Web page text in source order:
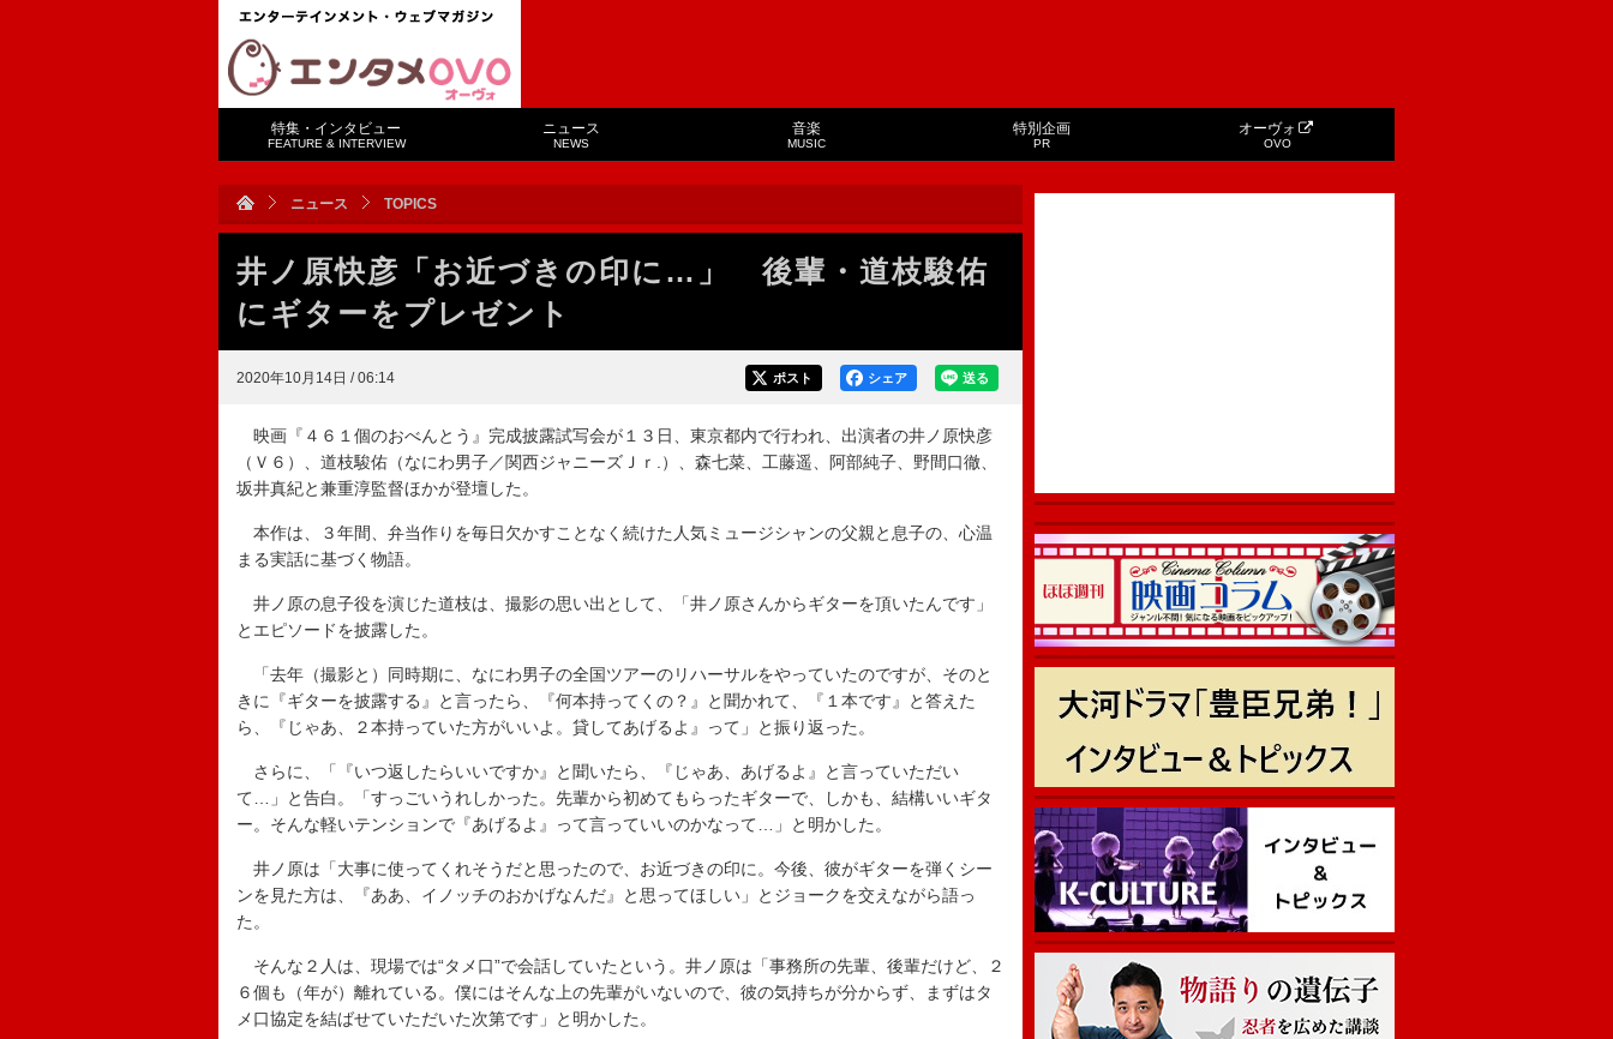
特集・インタビュー
FEATURE & INTERVIEW
ニュース
NEWS
音楽
MUSIC
特別企画
PR
オーヴォ
OVO
ニュース TOPICS
井ノ原快彦「お近づきの印に…」 後輩・道枝駿佑
にギターをプレゼント
2020年10月14日 / 06:14 送る
シェア
ポスト
映画『４６１個のおべんとう』完成披露試写会が１３日、東京都内で行われ、出演者の井ノ原快彦
（Ｖ６）、道枝駿佑（なにわ男子／関西ジャニーズＪｒ.）、森七菜、工藤遥、阿部純子、野間口徹、
坂井真紀と兼重淳監督ほかが登壇した。
本作は、３年間、弁当作りを毎日欠かすことなく続けた人気ミュージシャンの父親と息子の、心温
まる実話に基づく物語。
井ノ原の息子役を演じた道枝は、撮影の思い出として、「井ノ原さんからギターを頂いたんです」
とエピソードを披露した。
「去年（撮影と）同時期に、なにわ男子の全国ツアーのリハーサルをやっていたのですが、そのと
きに『ギターを披露する』と言ったら、『何本持ってくの？』と聞かれて、『１本です』と答えた
ら、『じゃあ、２本持っていた方がいいよ。貸してあげるよ』って」と振り返った。
さらに、「『いつ返したらいいですか』と聞いたら、『じゃあ、あげるよ』と言っていただい
て…」と告白。「すっごいうれしかった。先輩から初めてもらったギターで、しかも、結構いいギタ
ー。そんな軽いテンションで『あげるよ』って言っていいのかなって…」と明かした。
井ノ原は「大事に使ってくれそうだと思ったので、お近づきの印に。今後、彼がギターを弾くシー
ンを見た方は、『ああ、イノッチのおかげなんだ』と思ってほしい」とジョークを交えながら語っ
た。
そんな２人は、現場では“タメ口”で会話していたという。井ノ原は「事務所の先輩、後輩だけど、２
６個も（年が）離れている。僕にはそんな上の先輩がいないので、彼の気持ちが分からず、まずはタ
メ口協定を結ばせていただいた次第です」と明かした。